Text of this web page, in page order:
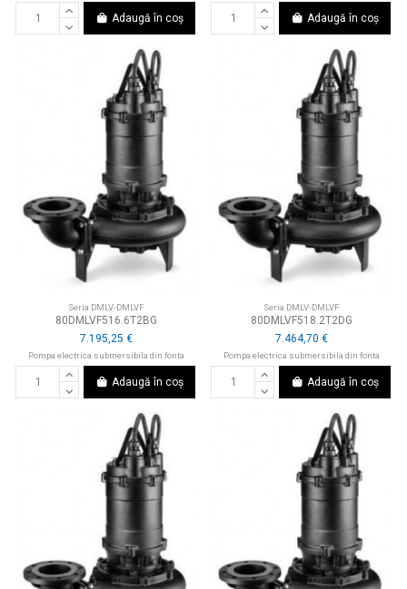
Adaugă în coș Adaugă în coș
Seria DMLV-DMLVF
80DMLVF516.6T2BG
7.195,25 €
Pompa electrica submersibila din fonta
Adaugă în coș
Seria DMLV-DMLVF
80DMLVF518.2T2DG
7.464,70 €
Pompa electrica submersibila din fonta
Adaugă în coș